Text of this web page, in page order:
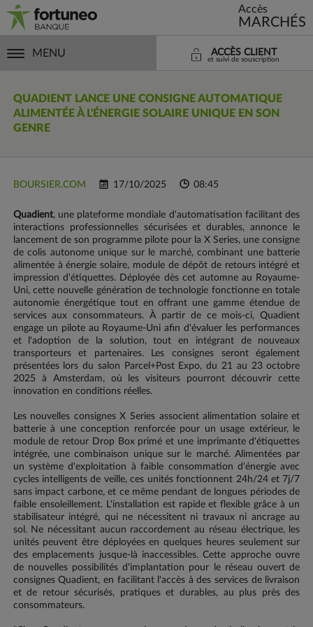
Accès
MARCHÉS
MENU ACCÈS CLIENT
et suivi de souscription
QUADIENTLANCE UNE CONSIGNE AUTOMATIQUE
ALIMENTÉE À L'ÉNERGIE SOLAIRE UNIQUE EN SON
GENRE
BOURSIER.COM 17/10/2025 08:45
Quadient, une plateforme mondiale d'automatisation facilitant des
interactions professionnelles sécurisées et durables, annonce le
lancement de son programme pilote pour la X Series, une consigne
de colis autonome unique sur le marché, combinant une batterie
alimentée à énergie solaire, module de dépôt de retours intégré et
impression d'étiquettes. Déployée dès cet automne au Royaume-
Uni, cette nouvelle génération de technologie fonctionne en totale
autonomie énergétique tout en offrant une gamme étendue de
services aux consommateurs. À partir de ce mois-ci, Quadient
engage un pilote au Royaume-Uni afin d'évaluer les performances
et l'adoption de la solution, tout en intégrant de nouveaux
transporteurs et partenaires. Les consignes seront également
présentées lors du salon Parcel+Post Expo, du 21 au 23 octobre
2025 à Amsterdam, où les visiteurs pourront découvrir cette
innovation en conditions réelles.
Les nouvelles consignes X Series associent alimentation solaire et
batterie à une conception renforcée pour un usage extérieur, le
module de retour Drop Box primé et une imprimante d'étiquettes
intégrée, une combinaison unique sur le marché. Alimentées par
un système d'exploitation à faible consommation d'énergie avec
cycles intelligents de veille, ces unités fonctionnent 24h/24 et 7j/7
sans impact carbone, et ce même pendant de longues périodes de
faible ensoleillement. L'installation est rapide et flexible grâce à un
stabilisateur intégré, qui ne nécessitent ni travaux ni ancrage au
sol. Ne nécessitant aucun raccordement au réseau électrique, les
unités peuvent être déployées en quelques heures seulement sur
des emplacements jusque-là inaccessibles. Cette approche ouvre
de nouvelles possibilités d'implantation pour le réseau ouvert de
consignes Quadient, en facilitant l'accès à des services de livraison
et de retour sécurisés, pratiques et durables, au plus près des
consommateurs.